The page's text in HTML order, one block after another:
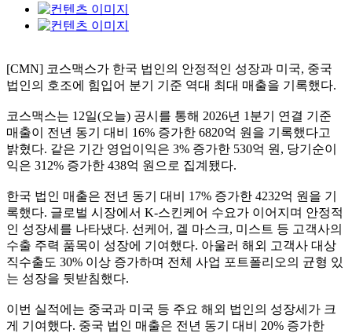
[CMN] 코스맥스가 한국 법인의 안정적인 성장과 미국, 중국
법인의 호조에 힘입어 분기 기준 역대 최대 매출을 기록했다.
코스맥스는 12일(오늘) 공시를 통해 2026년 1분기 연결 기준
매출이 전년 동기 대비 16% 증가한 6820억 원을 기록했다고
밝혔다. 같은 기간 영업이익은 3% 증가한 530억 원, 당기순이
익은 312% 증가한 438억 원으로 집계됐다.
한국 법인 매출은 전년 동기 대비 17% 증가한 4232억 원을 기
록했다. 글로벌 시장에서 K-스킨케어 수요가 이어지며 안정적
인 성장세를 나타냈다. 선케어, 겔 마스크, 미스트 등 고객사의
수출 주력 품목이 성장에 기여했다. 아울러 해외 고객사 대상
직수출도 30% 이상 증가하며 전체 사업 포트폴리오의 균형 있
는 성장을 뒷받침했다.
이번 실적에는 중국과 미국 등 주요 해외 법인의 성장세가 크
게 기여했다. 중국 법인 매출은 전년 동기 대비 20% 증가한